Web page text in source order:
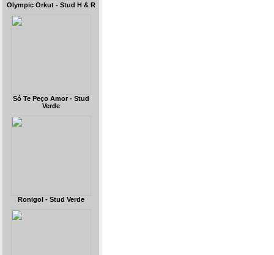
Olympic Orkut - Stud H & R
Só Te Peço Amor - Stud
Verde
Ronigol - Stud Verde